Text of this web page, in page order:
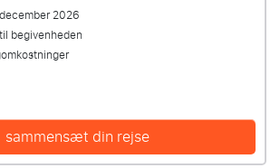
2026
begivenheden
sammensæt din rejse